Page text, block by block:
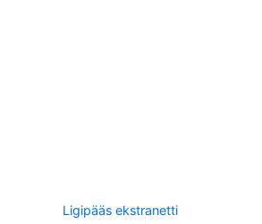
Ligipääs ekstranetti